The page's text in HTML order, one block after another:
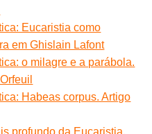
Eucaristia como
em Ghislain Lafont
o milagre e a parábola.
Habeas corpus. Artigo
profundo da Eucaristia.